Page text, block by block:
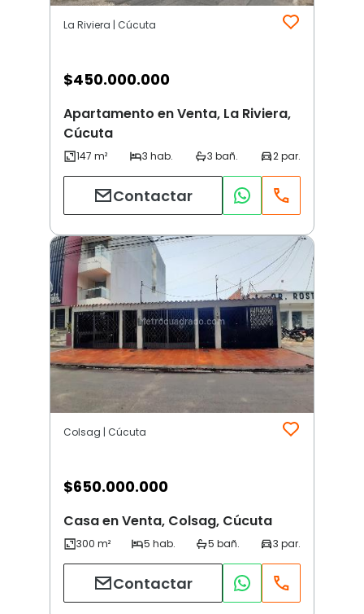
La Riviera | Cúcuta
$450.000.000
Apartamento en Venta, La Riviera,
Cúcuta
Contactar
Colsag | Cúcuta
$650.000.000
Casa en Venta, Colsag, Cúcuta
Contactar